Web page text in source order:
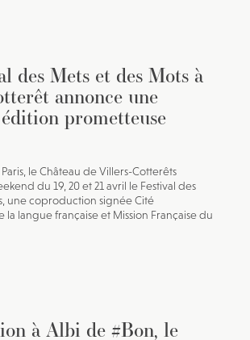
des Mets et des Mots à
annonce une
prometteuse
le Château de Villers-Cotterêts
du 19, 20 et 21 avril le Festival des
une coproduction signée Cité
la langue française et Mission Française du
à Albi de #Bon, le